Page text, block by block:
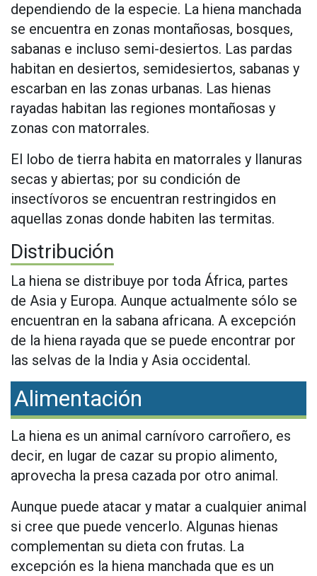
dependiendo de la especie. La hiena manchada
se encuentra en zonas montañosas, bosques,
sabanas e incluso semi-desiertos. Las pardas
habitan en desiertos, semidesiertos, sabanas y
escarban en las zonas urbanas. Las hienas
rayadas habitan las regiones montañosas y
zonas con matorrales.
El lobo de tierra habita en matorrales y llanuras
secas y abiertas; por su condición de
insectívoros se encuentran restringidos en
aquellas zonas donde habiten las termitas.
Distribución
La hiena se distribuye por toda África, partes
de Asia y Europa. Aunque actualmente sólo se
encuentran en la sabana africana. A excepción
de la hiena rayada que se puede encontrar por
las selvas de la India y Asia occidental.
Alimentación
La hiena es un animal carnívoro carroñero, es
decir, en lugar de cazar su propio alimento,
aprovecha la presa cazada por otro animal.
Aunque puede atacar y matar a cualquier animal
si cree que puede vencerlo. Algunas hienas
complementan su dieta con frutas. La
excepción es la hiena manchada que es un